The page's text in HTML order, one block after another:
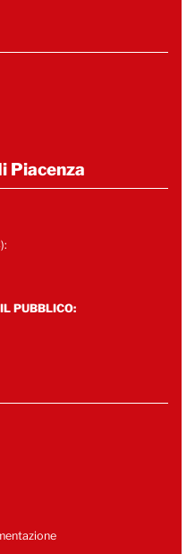
Piacenza
PUBBLICO: